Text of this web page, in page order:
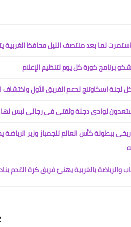
لما بعد منتصف الليل محافظ الغربية
برنامج كورة كل يوم لتنظيم الإعلام
لجنة اسكاوتنج لدعم الفريق الأول واكتشاف
لوادى دجلة وثقتى فى رجالى ليس
ببطولة كأس العالم للجمباز وزير
والرياضة بالغربية يهنئ فريق كرة القدم